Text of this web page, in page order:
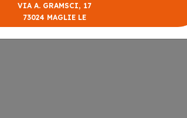
VIA A. GRAMSCI, 17
73024 MAGLIE LE